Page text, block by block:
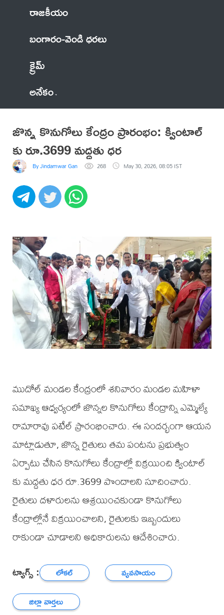
రాజకీయం
బంగారం-వెండి ధరలు
క్రైమ్
అనేకం
జొన్న కొనుగోలు కేంద్రం ప్రారంభం: క్వింటాల్
కు రూ.3699 మద్దతు ధర
By Jindamwar Ganesh 268 May 30, 2026, 08:05 IST
ముదోల్ మండల కేంద్రంలో శనివారం మండల మహిళా
సమాఖ్య ఆధ్వర్యంలో జొన్నల కొనుగోలు కేంద్రాన్ని ఎమ్మెల్యే
రామారావు పటేల్ ప్రారంభించారు. ఈ సందర్భంగా ఆయన
మాట్లాడుతూ, జొన్న రైతులు తమ పంటను ప్రభుత్వం
ఏర్పాటు చేసిన కొనుగోలు కేంద్రాల్లో విక్రయించి క్వింటాల్
కు మద్దతు ధర రూ.3699 పొందాలని సూచించారు.
రైతులు దళారులను ఆశ్రయించకుండా కొనుగోలు
కేంద్రాల్లోనే విక్రయించాలని, రైతులకు ఇబ్బందులు
రాకుండా చూడాలని అధికారులను ఆదేశించారు.
ట్యాగ్స్ : లోకల్
వ్యవసాయం
జిల్లా వార్తలు